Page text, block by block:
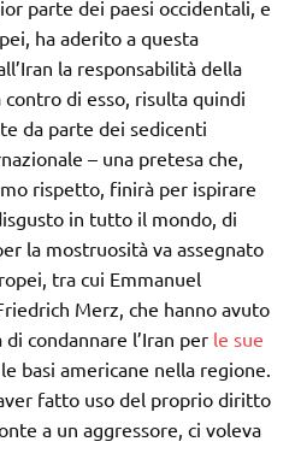
parte dei paesi occidentali, e
ha aderito a questa
la responsabilità della
di esso, risulta quindi
da parte dei sedicenti
– una pretesa che,
rispetto, finirà per ispirare
in tutto il mondo, di
la mostruosità va assegnato
tra cui Emmanuel
Merz, che hanno avuto
condannare l’Iran per le sue
basi americane nella regione.
fatto uso del proprio diritto
a un aggressore, ci voleva